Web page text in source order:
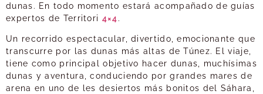
dunas. En todo momento estará acompañado de guías
expertos de Territori 4×4.
Un recorrido espectacular, divertido, emocionante que
transcurre por las dunas más altas de Túnez. El viaje,
tiene como principal objetivo hacer dunas, muchísimas
dunas y aventura, conduciendo por grandes mares de
arena en uno de les desiertos más bonitos del Sáhara,